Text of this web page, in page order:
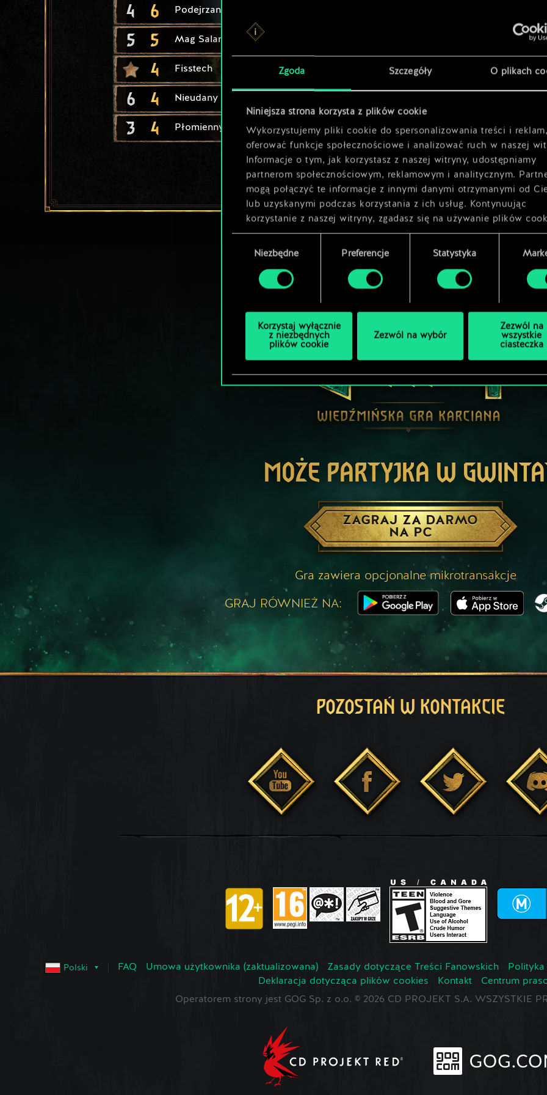
Zgoda Szczegóły O plikach
Niniejsza strona korzysta z plików cookie
Wykorzystujemy pliki cookie do spersonalizowania treści i
oferować funkcje społecznościowe i analizować ruch w naszej
Informacje o tym, jak korzystasz z naszej witryny, udostępniamy
partnerom społecznościowym, reklamowym i analitycznym.
mogą połączyć te informacje z innymi danymi otrzymanymi od
lub uzyskanymi podczas korzystania z ich usług. Kontynuując
korzystanie z naszej witryny, zgadasz się na używanie plików
zgodyNiezbędne Preferencje Statystyka
Korzystaj wyłącznie
z niezbędnych
plików cookie
Zezwól na wybór
Zezwól na
wszystkie
ciasteczka
4 6 Podejrzany Sprzedawca
5 5 Mag Salamandry
4 Fisstech
6 4 Nieudany eksperyment
3 4 Płomienny kaznodzieja x2
MOŻE PARTYJKA W
ZAGRAJ ZA DARMO
NA PC
Gra zawiera opcjonalne mikrotransakcje
GRAJ RÓWNIEŻ NA:
POZOSTAŃ W KONTAKCIE
Polski FAQ Umowa użytkownika (zaktualizowana) Zasady dotyczące Treści Fanowskich
Deklaracja dotycząca plików cookies
Kontakt
Centrum
Operatorem strony jest GOG Sp. z o.o. © 2026 CD PROJEKT S.A. WSZYSTKIE